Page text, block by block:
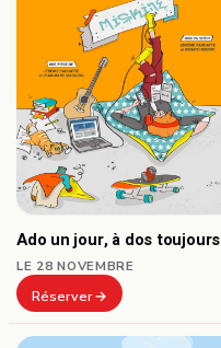
Ado un jour, à dos toujours
LE 28 NOVEMBRE
Réserver